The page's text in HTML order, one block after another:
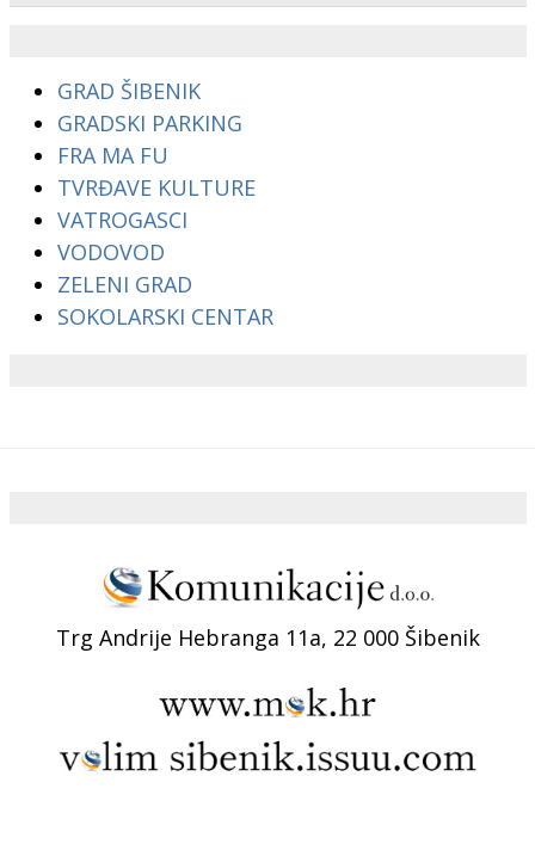
GRAD ŠIBENIK
GRADSKI PARKING
FRA MA FU
TVRĐAVE KULTURE
VATROGASCI
VODOVOD
ZELENI GRAD
SOKOLARSKI CENTAR
Trg Andrije Hebranga 11a, 22 000 Šibenik